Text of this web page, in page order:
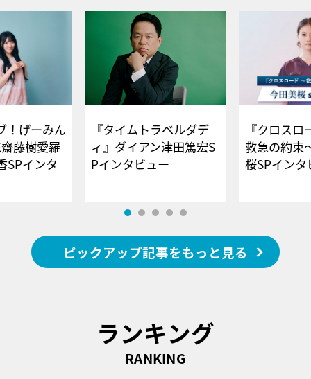
！げーみん
藤樹愛羅
SPインタ
『タイムトラベルダデ
ィ』ダイアン津田篤宏S
Pインタビュー
『クロス
救急の約束
桜SPイ
ピックアップ記事をもっと見る
ランキング
RANKING